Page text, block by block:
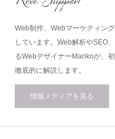
Web制作、Webマーケティン
しています。Web解析やSEO
るWebデザイナーMarikoが、
徹底的に解説します。
情報メディアを見る